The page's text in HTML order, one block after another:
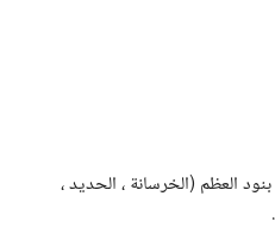
العظم (الخرسانة ، الحديد ،